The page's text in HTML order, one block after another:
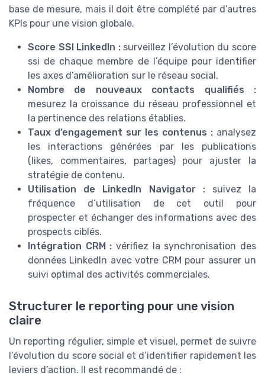
base de mesure, mais il doit être complété par d’autres
KPIs pour une vision globale.
Score SSI LinkedIn :surveillez l’évolution du score
ssi de chaque membre de l’équipe pour identifier
les axes d’amélioration sur le réseau social.
Nombre de nouveaux contacts qualifiés :
mesurez la croissance du réseau professionnel et
la pertinence des relations établies.
Taux d’engagement sur les contenus : analysez
les interactions générées par les publications
(likes, commentaires, partages) pour ajuster la
stratégie de contenu.
Utilisation de LinkedIn Navigator :suivez la
fréquence d’utilisation de cet outil pour
prospecter et échanger des informations avec des
prospects ciblés.
Intégration CRM : vérifiez la synchronisation des
données LinkedIn avec votre CRM pour assurer un
suivi optimal des activités commerciales.
Structurer le reporting pour une vision
claire
Un reporting régulier, simple et visuel, permet de suivre
l’évolution du score social et d’identifier rapidement les
leviers d’action. Il est recommandé de :